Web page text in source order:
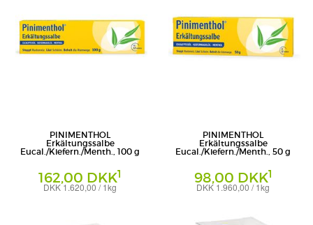
PINIMENTHOL
Erkältungssalbe
Eucal./Kiefern./Menth., 100 g
162,00 DKK1
DKK 1.620,00 / 1kg
PINIMENTHOL
Erkältungssalbe
Eucal./Kiefern./Menth., 50 g
98,00 DKK1
DKK 1.960,00 / 1kg